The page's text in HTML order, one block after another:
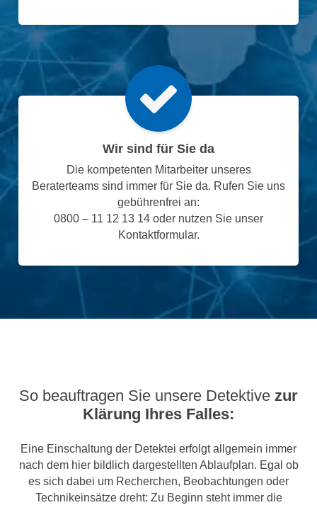
Wir sind für Sie da
Die kompetenten Mitarbeiter unseres
Beraterteams sind immer für Sie da. Rufen Sie uns
gebührenfrei an:
0800 – 11 12 13 14 oder nutzen Sie unser
Kontaktformular.
So beauftragen Sie unsere Detektive zur
Klärung Ihres Falles:
Eine Einschaltung der Detektei erfolgt allgemein immer
nach dem hier bildlich dargestellten Ablaufplan. Egal ob
es sich dabei um Recherchen, Beobachtungen oder
Technikeinsätze dreht: Zu Beginn steht immer die